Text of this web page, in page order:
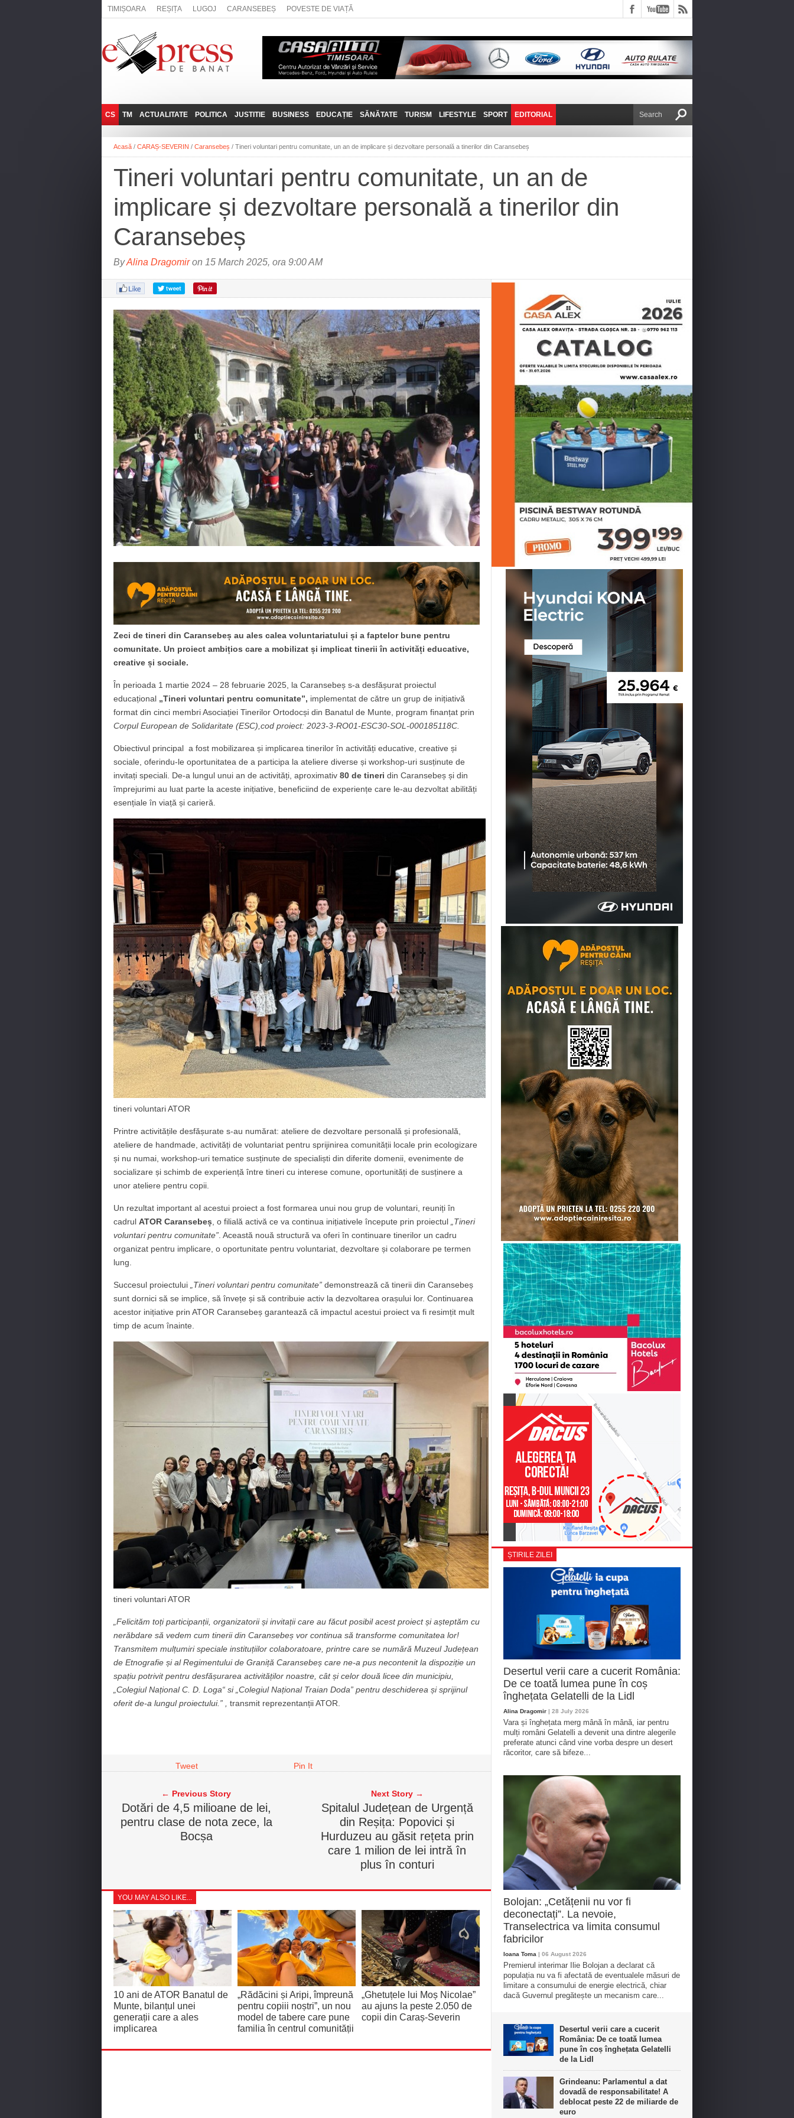
TIMIȘOARA REȘIȚA LUGOJ CARANSEBEȘ POVESTE DE VIAȚĂ
CS
REȘIȚA
CARANSEBEȘ
ANINA
BOCŞA
MOLDOVA NOUĂ
ORAVIȚA
TM
LUGOJ
TIMIȘOARA
ACTUALITATE
ADMINISTRATIE
NAȚIONAL
SOCIAL
POLITICA
EXPRESSLIVE
INTERVIURILE
JUSTITIE BUSINESS
JOB-URI
TEHNIT
EDUCAȚIE SĂNĂTATE TURISM
PRIN MUNȚII
BANATULUI
FANTASTICUL BANAT
TRAVEL VLOG
LIFESTYLE
POVESTE DE VIAȚĂ
SPORT EDITORIAL
DE VICTOR NAFIRU
Acasă / CARAȘ-SEVERIN / Caransebeș / Tineri voluntari pentru comunitate, un an de implicare și dezvoltare personală a tinerilor din Caransebeș
Tineri voluntari pentru comunitate, un an de
implicare și dezvoltare personală a tinerilor din
Caransebeș
ByAlina Dragomiron 15 March 2025, ora 9:00 AM
Zeci de tineri din Caransebeș au ales calea voluntariatului și a faptelor bune pentru
comunitate. Un proiect ambițios care a mobilizat și implicat tinerii în activități educative,
creative și sociale.
În perioada 1 martie 2024 – 28 februarie 2025, la Caransebeș s-a desfășurat proiectul
educațional „Tineri voluntari pentru comunitate”, implementat de către un grup de inițiativă
format din cinci membri Asociației Tinerilor Ortodocși din Banatul de Munte, program finanțat prin
Corpul European de Solidaritate (ESC),cod proiect: 2023-3-RO01-ESC30-SOL-000185118C.
Obiectivul principal a fost mobilizarea și implicarea tinerilor în activități educative, creative și
sociale, oferindu-le oportunitatea de a participa la ateliere diverse și workshop-uri susținute de
invitați speciali. De-a lungul unui an de activități, aproximativ 80 de tineri din Caransebeș și din
împrejurimi au luat parte la aceste inițiative, beneficiind de experiențe care le-au dezvoltat abilități
esențiale în viață și carieră.
tineri voluntari ATOR
Printre activitățile desfășurate s-au numărat: ateliere de dezvoltare personală și profesională,
ateliere de handmade, activități de voluntariat pentru sprijinirea comunității locale prin ecologizare
și nu numai, workshop-uri tematice susținute de specialiști din diferite domenii, evenimente de
socializare și schimb de experiență între tineri cu interese comune, oportunități de susținere a
unor ateliere pentru copii.
Un rezultat important al acestui proiect a fost formarea unui nou grup de voluntari, reuniți în
cadrul ATOR Caransebeș , o filială activă ce va continua inițiativele începute prin proiectul
„Tineri
voluntari pentru comunitate” . Această nouă structură va oferi în continuare tinerilor un cadru
organizat pentru implicare, o oportunitate pentru voluntariat, dezvoltare și colaborare pe termen
lung.
Succesul proiectului „Tineri voluntari pentru comunitate” demonstrează că tinerii din Caransebeș
sunt dornici să se implice, să învețe și să contribuie activ la dezvoltarea orașului lor. Continuarea
acestor inițiative prin ATOR Caransebeș garantează că impactul acestui proiect va fi resimțit mult
timp de acum înainte.
tineri voluntari ATOR
„Felicităm toți participanții, organizatorii și invitații care au făcut posibil acest proiect și așteptăm cu
nerăbdare să vedem cum tinerii din Caransebeș vor continua să transforme comunitatea lor!
Transmitem mulțumiri speciale instituțiilor colaboratoare, printre care se numără Muzeul Județean
de Etnografie și al Regimentului de Graniță Caransebeș care ne-a pus necontenit la dispoziție un
spațiu potrivit pentru desfășurarea activităților noastre, cât și celor două licee din municipiu,
„Colegiul Național C. D. Loga“ si „Colegiul Național Traian Doda” pentru deschiderea și sprijinul
oferit de-a lungul proiectului.” , transmit reprezentanții ATOR.
Tweet Pin It
← Previous Story
Dotări de 4,5 milioane de lei,
pentru clase de nota zece, la
Bocșa
Next Story →
Spitalul Județean de Urgență
din Reșița: Popovici și
Hurduzeu au găsit rețeta prin
care 1 milion de lei intră în
plus în conturi
YOU MAY ALSO LIKE...
10 ani de ATOR Banatul de
Munte, bilanțul unei
generații care a ales
implicarea
„Rădăcini și Aripi, împreună
pentru copiii noștri”, un nou
model de tabere care pune
familia în centrul comunității
„Ghetuțele lui Moș Nicolae”
au ajuns la peste 2.050 de
copii din Caraș-Severin
ȘTIRILE ZILEI
Desertul verii care a cucerit România:
De ce toată lumea pune în coș
înghețata Gelatelli de la Lidl
Alina Dragomir | 28 July 2026
Vara și înghețata merg mână în mână, iar pentru
mulți români Gelatelli a devenit una dintre alegerile
preferate atunci când vine vorba despre un desert
răcoritor, care să bifeze...
Bolojan: „Cetățenii nu vor fi
deconectați”. La nevoie,
Transelectrica va limita consumul
fabricilor
Ioana Toma | 06 August 2026
Premierul interimar Ilie Bolojan a declarat că
populația nu va fi afectată de eventualele măsuri de
limitare a consumului de energie electrică, chiar
dacă Guvernul pregătește un mecanism care...
Desertul verii care a cucerit
România: De ce toată lumea
pune în coș înghețata Gelatelli
de la Lidl
Grindeanu: Parlamentul a dat
dovadă de responsabilitate! A
deblocat peste 22 de miliarde de
euro